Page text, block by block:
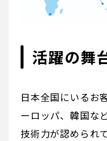
活躍の舞
日本全国にいるお
ーロッパ、韓国な
技術力が認められ